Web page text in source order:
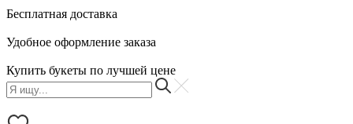
Бесплатная доставка
Удобное оформление заказа
Купить букеты по лучшей цене